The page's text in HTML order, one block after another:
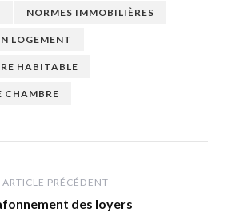
NORMES IMMOBILIÈRES
LOGEMENT
HABITABLE
CHAMBRE
ARTICLE PRÉCÉDENT
des loyers